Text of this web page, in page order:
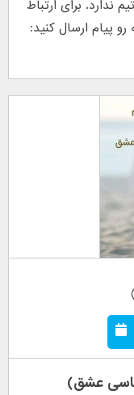
برای ارتباط
پیام ارسال کنید:
عشق)